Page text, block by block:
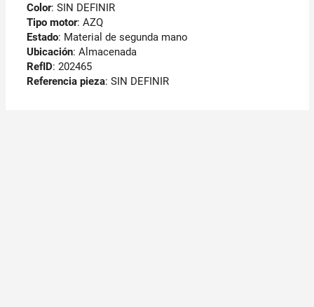
Color: SIN DEFINIR
Tipo motor: AZQ
Estado: Material de segunda mano
Ubicación: Almacenada
RefID: 202465
Referencia pieza: SIN DEFINIR